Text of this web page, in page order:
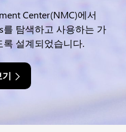
Center(NMC)에서
를 탐색하고 사용하는 가
설계되었습니다.
기